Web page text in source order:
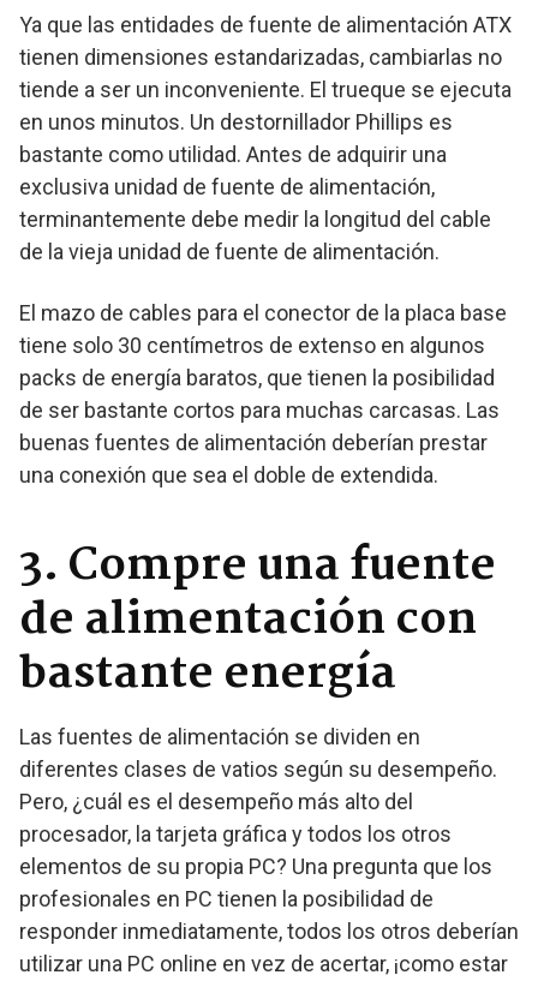
Ya que las entidades de fuente de alimentación ATX
tienen dimensiones estandarizadas, cambiarlas no
tiende a ser un inconveniente. El trueque se ejecuta
en unos minutos. Un destornillador Phillips es
bastante como utilidad. Antes de adquirir una
exclusiva unidad de fuente de alimentación,
terminantemente debe medir la longitud del cable
de la vieja unidad de fuente de alimentación.
El mazo de cables para el conector de la placa base
tiene solo 30 centímetros de extenso en algunos
packs de energía baratos, que tienen la posibilidad
de ser bastante cortos para muchas carcasas. Las
buenas fuentes de alimentación deberían prestar
una conexión que sea el doble de extendida.
3. Compre una fuente
de alimentación con
bastante energía
Las fuentes de alimentación se dividen en
diferentes clases de vatios según su desempeño.
Pero, ¿cuál es el desempeño más alto del
procesador, la tarjeta gráfica y todos los otros
elementos de su propia PC? Una pregunta que los
profesionales en PC tienen la posibilidad de
responder inmediatamente, todos los otros deberían
utilizar una PC online en vez de acertar, ¡como estar